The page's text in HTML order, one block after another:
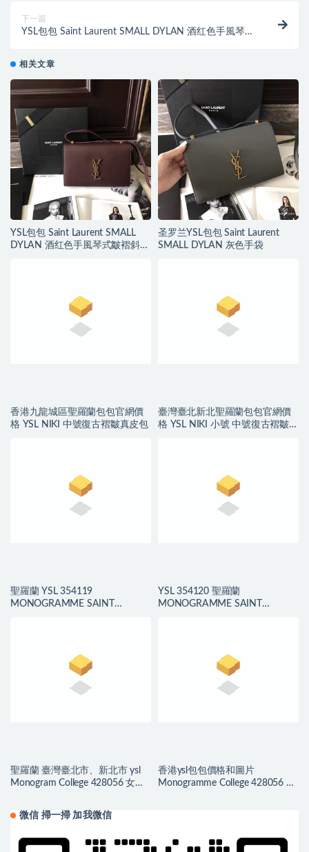
下一篇
YSL包包 Saint Laurent SMALL DYLAN 酒红色手風琴式
相关文章
YSL包包 Saint Laurent SMALL
DYLAN 酒红色手風琴式皺褶斜挎
圣罗兰YSL包包 Saint Laurent
SMALL DYLAN 灰色手袋
香港九龍城區聖羅蘭包包官網價
格 YSL NIKI 中號復古褶皺真皮包
臺灣臺北新北聖羅蘭包包官網價
格 YSL NIKI 小號 中號復古褶皺真
聖羅蘭 YSL 354119
MONOGRAMME SAINT
YSL 354120 聖羅蘭
MONOGRAMME SAINT
聖羅蘭 臺灣臺北市、新北市 ysl
Monogram College 428056 女包
香港ysl包包價格和圖片
Monogramme College 428056 女
微信 掃一掃 加我微信